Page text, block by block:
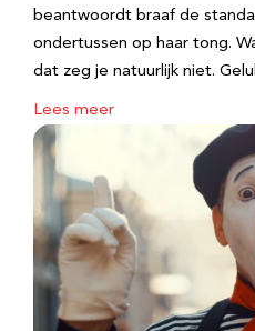
beantwoordt braaf de
ondertussen op haar tong.
dat zeg je natuurlijk niet.
Lees meer